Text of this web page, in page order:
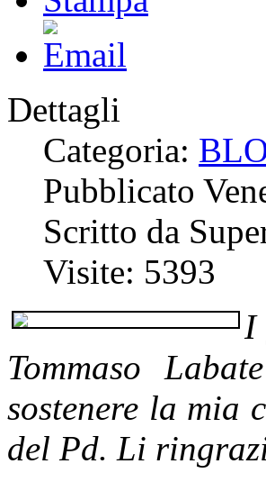
Dettagli
Categoria:
Pubblicato
Scritto da
Visite: 5393
I
Tommaso
sostenere la mia
del Pd. Li